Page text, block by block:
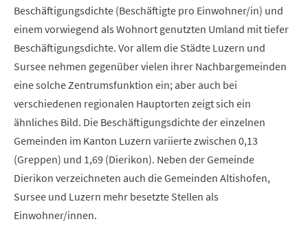
Beschäftigungsdichte (Beschäftigte pro Einwohner/in) und
einem vorwiegend als Wohnort genutzten Umland mit tiefer
Beschäftigungsdichte. Vor allem die Städte Luzern und
Sursee nehmen gegenüber vielen ihrer Nachbargemeinden
eine solche Zentrumsfunktion ein; aber auch bei
verschiedenen regionalen Hauptorten zeigt sich ein
ähnliches Bild. Die Beschäftigungsdichte der einzelnen
Gemeinden im Kanton Luzern variierte zwischen 0,13
(Greppen) und 1,69 (Dierikon). Neben der Gemeinde
Dierikon verzeichneten auch die Gemeinden Altishofen,
Sursee und Luzern mehr besetzte Stellen als
Einwohner/innen.